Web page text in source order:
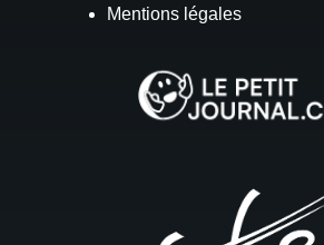
Mentions légales